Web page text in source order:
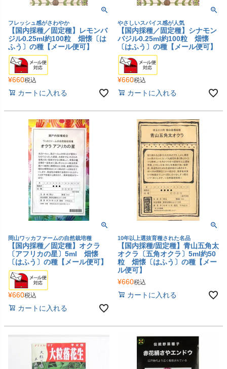
フレッシュ感がさわやか
【国内採種／固定種】レモンバ
ジル0.25ml約100粒 畑懐〔は
ふう〕の種【メール便可】
¥660税込
カートに入れる
やさしいスパイス感が人気
【国内採種／固定種】シナモン
バジル0.25ml約100粒 畑懐
〔はふう〕の種【メール便可】
¥660税込
カートに入れる
岡山ワッカファームの自然栽培種
【国内採種／固定種】オクラ
〔アフリカの星〕5ml 畑懐
〔はふう〕の種【メール便可】
¥660税込
カートに入れる
10年以上選抜育種された名品
【国内採種/固定種】青山五角太
オクラ〔五角オクラ〕5ml約50
粒 畑懐〔はふう〕の種【メー
ル便可】
¥660税込
カートに入れる